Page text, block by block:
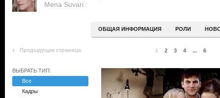
Mena Suvari
ОБЩАЯ ИНФОРМАЦИЯ РОЛИ
Предыдущая страница 1 2 3 4 ... 6
ВЫБРАТЬ ТИП:
Все
Кадры